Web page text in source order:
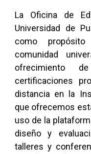
La Oficina de
Universidad de
como
comunidad
ofrecimiento
certificaciones
distancia en la
que ofrecemos
uso de la
diseño y
talleres y